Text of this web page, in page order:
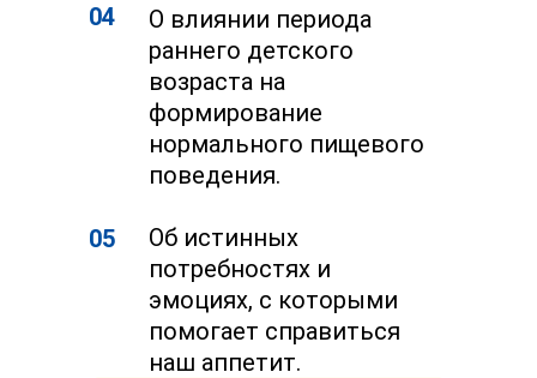
О влиянии периода
раннего детского
возраста на
формирование
нормального пищевого
поведения.
Об истинных
потребностях и
эмоциях, с которыми
помогает справиться
наш аппетит.
04
05